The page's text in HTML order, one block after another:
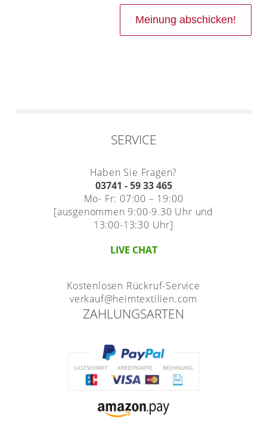
SERVICE
Haben Sie Fragen?
03741 - 59 33 465
Mo- Fr: 07:00 – 19:00
[ausgenommen 9:00-9.30 Uhr und
13:00-13:30 Uhr]
LIVE CHAT
Kostenlosen Rückruf-Service
verkauf@heimtextilien.com
ZAHLUNGSARTEN